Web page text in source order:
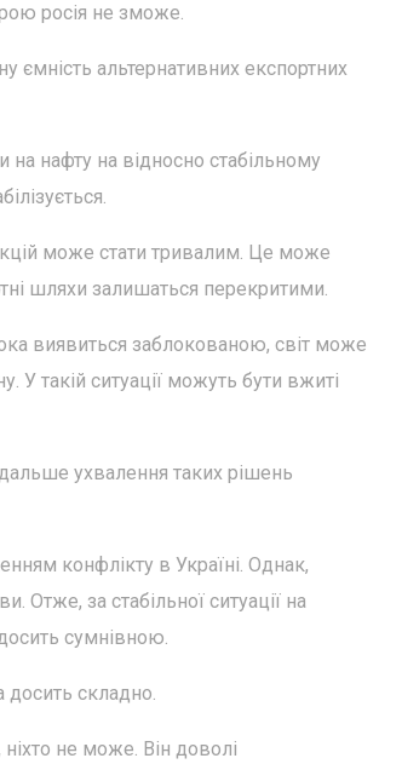
росія не зможе.
альтернативних експортних
нафту на відносно стабільному
може стати тривалим. Це може
шляхи залишаться перекритими.
виявиться заблокованою, світ може
У такій ситуації можуть бути вжиті
ухвалення таких рішень
конфлікту в Україні. Однак,
Отже, за стабільної ситуації на
сумнівною.
складно.
не може. Він доволі